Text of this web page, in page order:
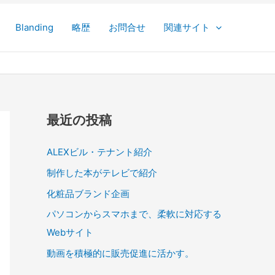
Blanding 略歴 お問合せ 関連サイト
最近の投稿
ALEXビル・テナント紹介
制作した本がテレビで紹介
化粧品ブランド企画
パソコンからスマホまで、柔軟に対応する
Webサイト
動画を積極的に販売促進に活かす。